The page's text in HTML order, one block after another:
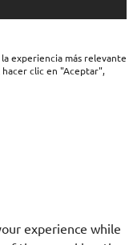
experiencia más relevante
clic en "Aceptar",
experience while